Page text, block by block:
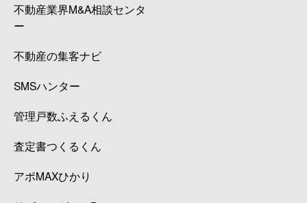
不動産業界M&A相談センタ
ー
不動産の集客ナビ
SMSハンター
管理戸数ふえるくん
査定書つくるくん
アポMAXひかり